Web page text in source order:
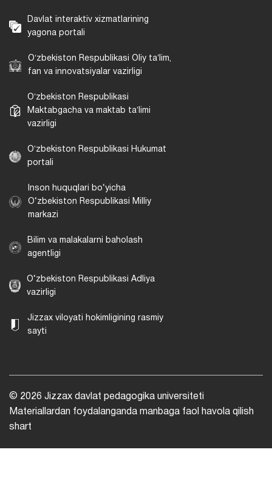
Davlat interaktiv xizmatlarining
yagona portali
Oʻzbekiston Respublikasi Oliy taʼlim,
fan va innovatsiyalar vazirligi
Oʻzbekiston Respublikasi
Maktabgacha va maktab taʼlimi
vazirligi
Oʻzbekiston Respublikasi Hukumat
portali
Inson huquqlari bo‘yicha
O‘zbekiston Respublikasi Milliy
markazi
Bilim va malakalarni baholash
agentligi
O‘zbekiston Respublikasi Adliya
vazirligi
Jizzax viloyati hokimligining rasmiy
sayti
© 2026 Jizzax davlat pedagogika universiteti
Materiallardan foydalanganda manbaga faol havola qilish
shart